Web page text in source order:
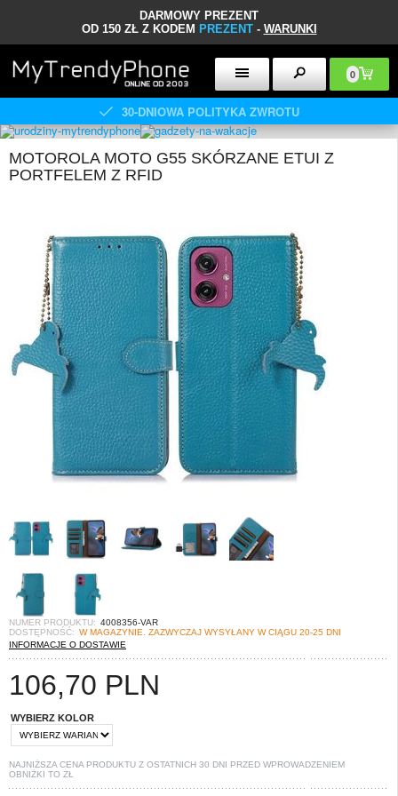
DARMOWY PREZENT
OD 150 ZŁ Z KODEM PREZENT- WARUNKI
0
30-DNIOWA POLITYKA ZWROTU
MOTOROLA MOTO G55 SKÓRZANE ETUI Z
PORTFELEM Z RFID
NUMER PRODUKTU: 4008356-VAR
DOSTĘPNOŚĆ: W MAGAZYNIE. ZAZWYCZAJ WYSYŁANY W CIĄGU 20-25 DNI
INFORMACJE O DOSTAWIE
106,70 PLN
WYBIERZ KOLOR
NAJNIŻSZA CENA PRODUKTU Z OSTATNICH 30 DNI PRZED WPROWADZENIEM
OBNIŻKI TO ZŁ